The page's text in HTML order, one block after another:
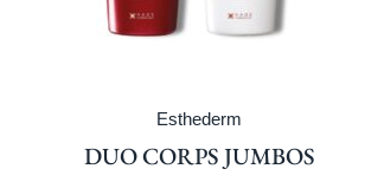
Soins visage
LUMINOTHÉRAPIE – LED